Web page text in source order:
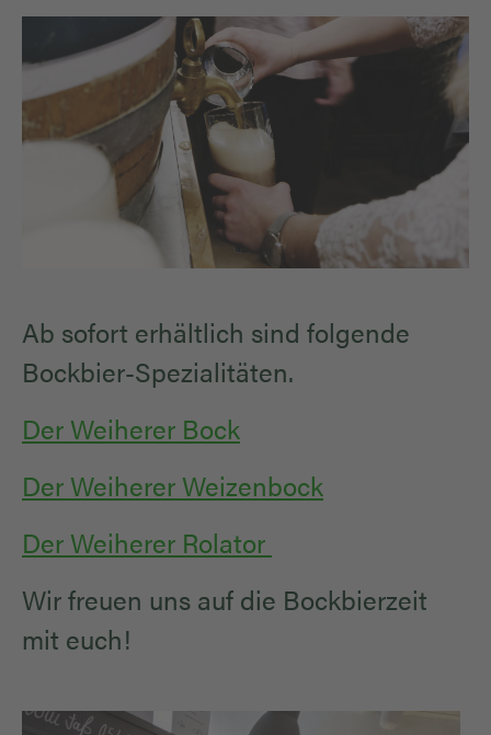
Ab sofort erhältlich sind folgende
Bockbier-Spezialitäten.
Der Weiherer Bock
Der Weiherer Weizenbock
Der Weiherer Rolator
Wir freuen uns auf die Bockbierzeit
mit euch!